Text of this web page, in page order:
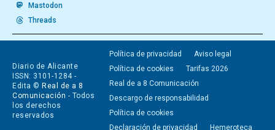
Mastodon
Threads
Diario de Alicante
ISSN: 3101-1284 -
Edita © Real de a 8
Comunicación - Todos
los derechos
reservados
Política de privacidad
Aviso legal
Política de cookies
Tarifas 2026
Real de a 8 Comunicación
Descargo de responsabilidad
Política de cookies
Declaración de privacidad
Hemeroteca